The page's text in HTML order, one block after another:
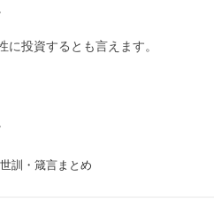
投資するとも言えます。
訓・箴言まとめ